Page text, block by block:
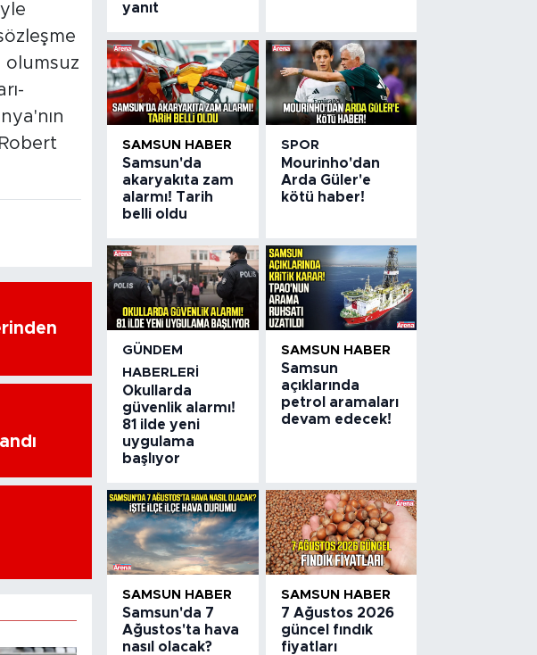
olumsuz
yanıt
SAMSUN HABER
Samsun'da
akaryakıta zam
alarmı! Tarih
belli oldu
SPOR
Mourinho'dan
Arda Güler'e
kötü haber!
GÜNDEM
HABERLERI
Okullarda
güvenlik alarmı!
81 ilde yeni
uygulama
başlıyor
SAMSUN HABER
Samsun
açıklarında
petrol aramaları
devam edecek!
SAMSUN HABER
Samsun'da 7
Ağustos'ta hava
nasıl olacak?
SAMSUN HABER
7 Ağustos 2026
güncel fındık
fiyatları